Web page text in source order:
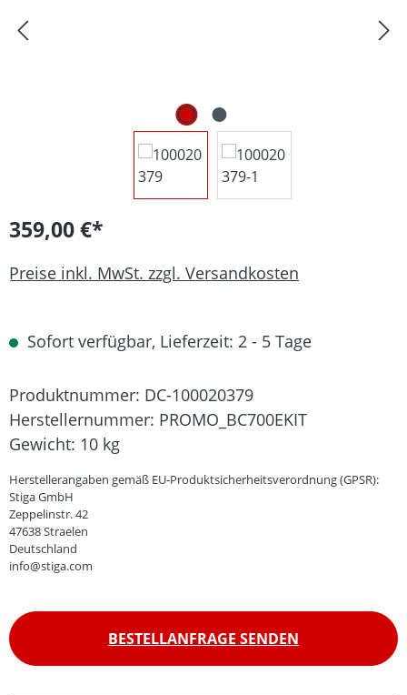
359,00 €*
Preise inkl. MwSt. zzgl. Versandkosten
Sofort verfügbar, Lieferzeit: 2 - 5 Tage
Produktnummer: DC-100020379
Herstellernummer: PROMO_BC700EKIT
Gewicht: 10 kg
Herstellerangaben gemäß EU-Produktsicherheitsverordnung (GPSR):
Stiga GmbH
Zeppelinstr. 42
47638 Straelen
Deutschland
info@stiga.com
BESTELLANFRAGE SENDEN